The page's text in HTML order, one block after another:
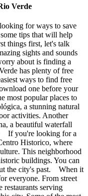
Verde
for ways to save
tips that will help
things first, let's talk
sights and sounds
about is finding a
has plenty of free
ways to find free
one before your
most popular places to
a stunning natural
activities. Another
a beautiful waterfall
If you're looking for a
Historico, where
This neighborhood
buildings. You can
the city's past. When it
everyone. From street
restaurants serving